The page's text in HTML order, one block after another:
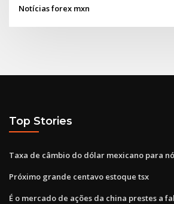
Notícias forex mxn
Top Stories
Taxa de câmbio do dólar mexicano para
Próximo grande centavo estoque tsx
É o mercado de ações da china prestes a